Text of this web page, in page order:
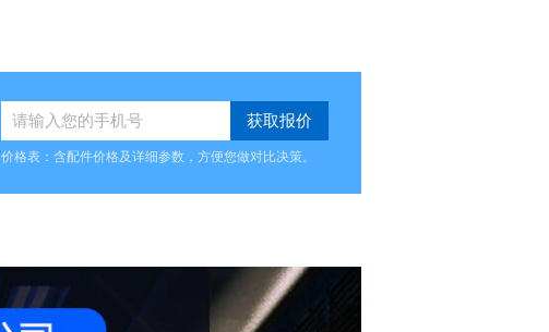
价格表：含配件价格及详细参数，方便您做对比决策。